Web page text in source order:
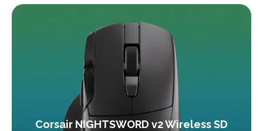
Corsair NIGHTSWORD v2 Wireless SD